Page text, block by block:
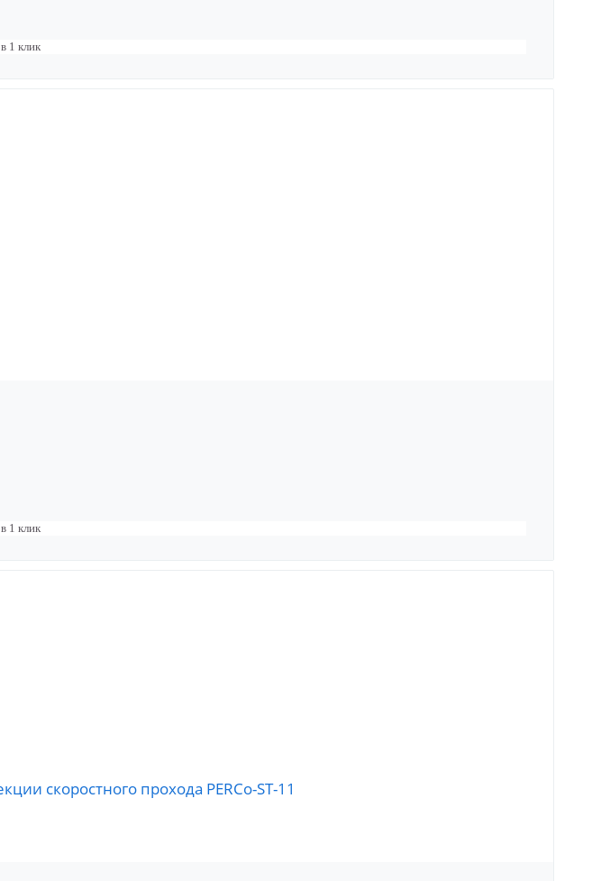
1 клик
1 клик
скоростного прохода PERCo-ST-11